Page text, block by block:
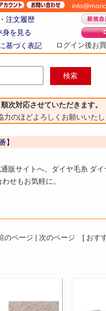
注文履歴
ログイン後お
身を見る
基づく表記
次対応させていただきます。
のほどよろしくお願いいたし
】
販サイトへ。ダイヤ毛糸 ダ
せもお気軽に。
ページ | 次のページ [ おす